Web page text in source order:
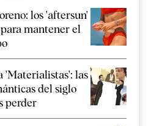
los 'aftersun'
mantener el
'Materialistas': las
del siglo
perder